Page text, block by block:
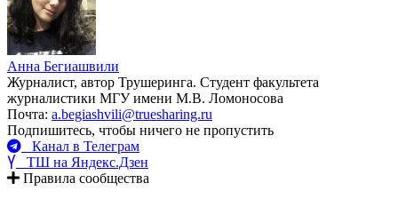
Анна Бегиашвили
Журналист, автор Трушеринга. Студент факультета
журналистики МГУ имени М.В. Ломоносова
Почта: a.begiashvili@truesharing.ru
Подпишитесь, чтобы ничего не пропустить
Канал в Телеграм
ТШ на Яндекс.Дзен
Правила сообщества